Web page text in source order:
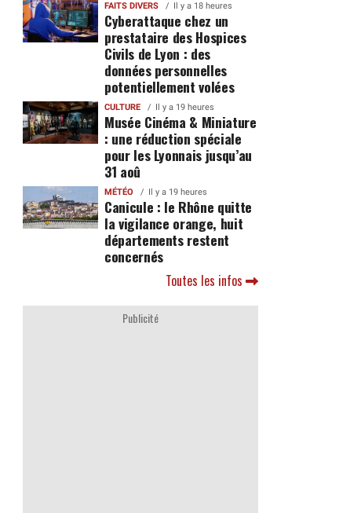
FAITS DIVERS Il y a 18 heures
Cyberattaque chez un
prestataire des Hospices
Civils de Lyon : des
données personnelles
potentiellement volées
CULTURE Il y a 19 heures
Musée Cinéma & Miniature
: une réduction spéciale
pour les Lyonnais jusqu’au
31 aoû
MÉTÉO Il y a 19 heures
Canicule : le Rhône quitte
la vigilance orange, huit
départements restent
concernés
Toutes les infos
Publicité